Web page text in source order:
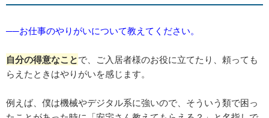
──お仕事のやりがいについて教えてください。
自分の得意なことで、ご入居者様のお役に立てたり、頼っても
らえたときはやりがいを感じます。
例えば、僕は機械やデジタル系に強いので、そういう類で困っ